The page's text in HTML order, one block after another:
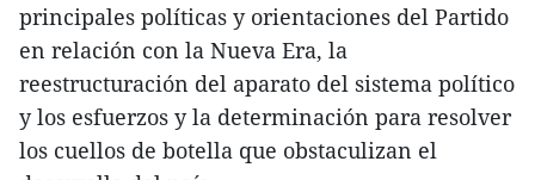
principales políticas y orientaciones del Partido
en relación con la Nueva Era, la
reestructuración del aparato del sistema político
y los esfuerzos y la determinación para resolver
los cuellos de botella que obstaculizan el